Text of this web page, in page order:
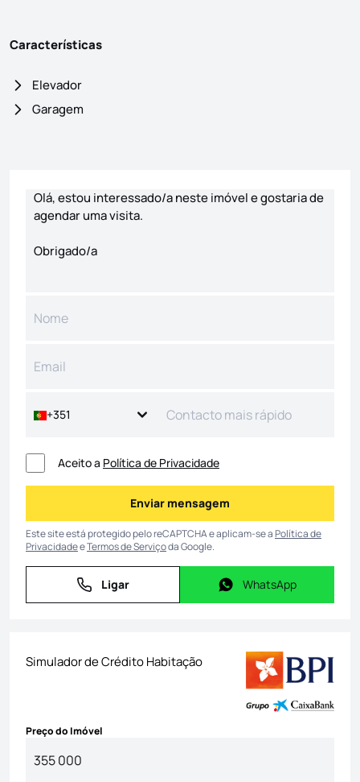
Características
Elevador
Garagem
+351
Aceito a Política de Privacidade
Enviar mensagem
Enviar mensagem
Este site está protegido pelo reCAPTCHA e aplicam-se aPolítica de
PrivacidadeeTermos de Serviçoda Google.
Ligar
Ligar WhatsApp
WhatsApp
Simulador de Crédito Habitação
Preço do Imóvel